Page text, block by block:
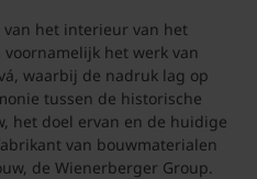
het interieur van het
voornamelijk het werk van
waarbij de nadruk lag op
tussen de historische
het doel ervan en de huidige
van bouwmaterialen
de Wienerberger Group.